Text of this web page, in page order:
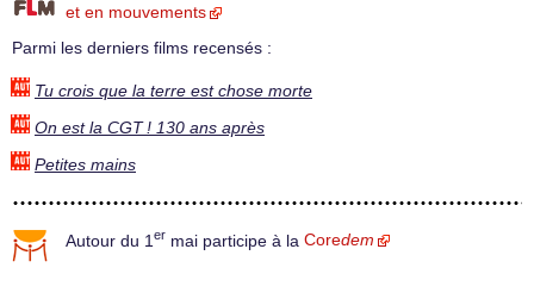
et en mouvements
Parmi les derniers films recensés :
Tu crois que la terre est chose morte
On est la CGT ! 130 ans après
Petites mains
Autour du 1 er mai participe à la Coredem